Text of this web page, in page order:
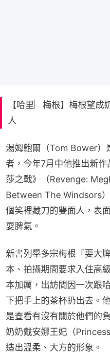
【哈里︳梅根】梅根望
人
湯姆鮑爾（Tom Bower）
者，今年7月中他推出新
莎之戰》（Revenge:
Between The Windsors
個笑裡藏刀的雙面人，表
耍脾氣。
新書列舉多宗梅根「耍大
本、拍攝期間要求入住高
本加厲，出訪間因一次跟
下把手上的茶杯扔出去。
是查看有沒有關於他們的
奶奶戴安娜王妃（
造出溫柔、大方的形象。